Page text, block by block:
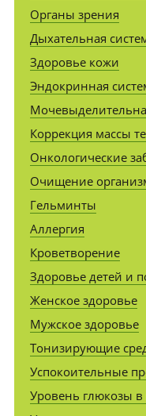
Органы зрения
Дыхательная
Здоровье кожи
Эндокринная
Коррекция массы
Онкологические
Очищение
Гельминты
Аллергия
Кроветворение
Здоровье детей и
Женское здоровье
Мужское здоровье
Тонизирующие
Успокоительные
Уровень глюкозы в